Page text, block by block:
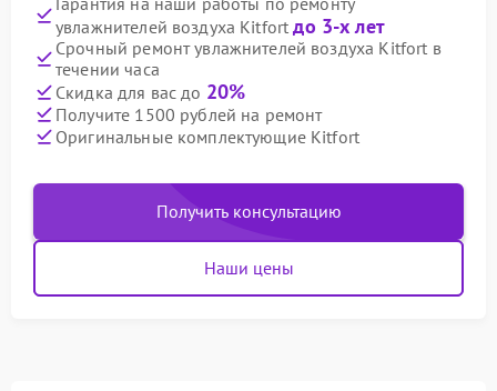
увлажнителей воздуха Kitfortдо 3-х лет
Срочный ремонт увлажнителей воздуха Kitfort в
течении часа
Скидка для вас до 20%
Получите 1500 рублей на ремонт
Оригинальные комплектующие Kitfort
Получить консультацию
Наши цены